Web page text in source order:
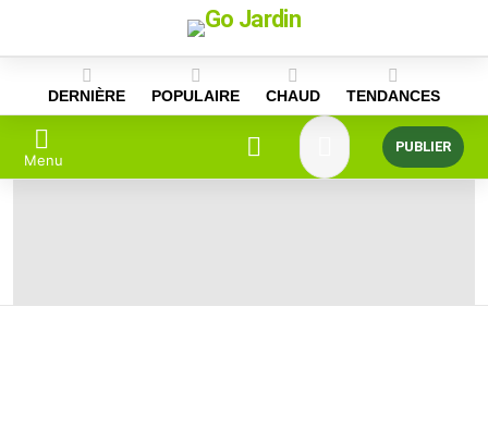
content
DERNIÈRE POPULAIRE CHAUD TENDANCES
Menu
PUBLIER